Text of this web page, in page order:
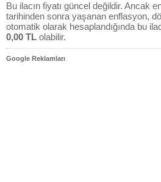
Bu ilacın fiyatı güncel değildir. Ancak
tarihinden sonra yaşanan enflasyon,
otomatik olarak hesaplandığında bu
0,00 TL olabilir.
Google Reklamları